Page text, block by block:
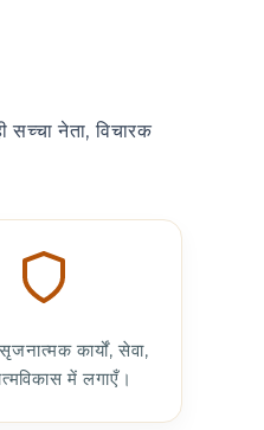
सच्चा नेता, विचारक
कार्यों, सेवा,
में लगाएँ।